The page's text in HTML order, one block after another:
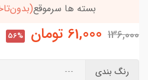
بسته ها سرموقع
136,000
61,000 تومان 56%
رنگ بندی